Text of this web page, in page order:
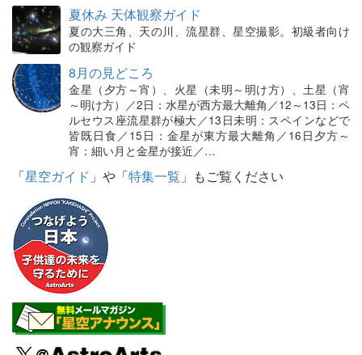
夏休み 天体観察ガイド
夏の大三角、天の川、流星群、星空撮影。初級者向け
の観察ガイド
8月の見どころ
金星（夕方～宵）、火星（未明～明け方）、土星（宵
～明け方）／2日：水星が西方最大離角／12～13日：ペ
ルセウス座流星群が極大／13日未明：スペインなどで
皆既日食／15日：金星が東方最大離角／16日夕方～
宵：細い月と金星が接近／…
「星空ガイド 」や「特集一覧 」もご覧ください